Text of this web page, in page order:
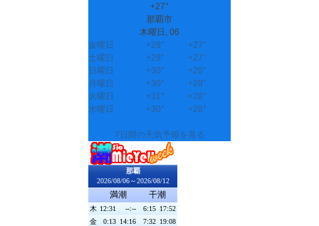
+27°
那覇市
木曜日, 06
金曜日
+28° +27°
土曜日
+29° +27°
日曜日
+30° +28°
月曜日
+30° +28°
火曜日
+31° +28°
水曜日
+30° +28°
7日間の天気予報を見る